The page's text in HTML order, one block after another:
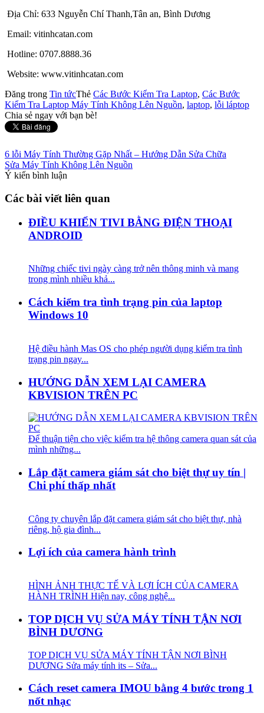
Địa Chỉ: 633 Nguyễn Chí Thanh,Tân an, Bình Dương
Email: vitinhcatan.com
Hotline: 0707.8888.36
Website: www.vitinhcatan.com
Đăng trong Tin tứcThẻ Các Bước Kiểm Tra Laptop, Các Bước
Kiểm Tra Laptop Máy Tính Không Lên Nguồn, laptop, lỗi láptop
Chia sẻ ngay với bạn bè!
Điều
hướng
viết
6 lỗi Máy Tính Thường Gặp Nhất – Hướng Dẫn Sửa Chữa
Sửa Máy Tính Không Lên Nguồn
Ý kiến bình luận
Các bài viết liên quan
ĐIỀU KHIỂN TIVI BẰNG ĐIỆN THOẠI
ANDROID
Những chiếc tivi ngày càng trở nên thông minh và mang
trong mình nhiều khả...
Cách kiểm tra tình trạng pin của laptop
Windows 10
Hệ điều hành Mas OS cho phép người dụng kiểm tra tình
trạng pin ngay...
HƯỚNG DẪN XEM LẠI CAMERA
KBVISION TRÊN PC
Để thuận tiện cho việc kiểm tra hệ thông camera quan sát của
mình những...
Lắp đặt camera giám sát cho biệt thự uy tín |
Chi phí thấp nhất
Công ty chuyên lắp đặt camera giám sát cho biệt thự, nhà
riêng, hộ gia đình...
Lợi ích của camera hành trình
HÌNH ẢNH THỰC TẾ VÀ LỢI ÍCH CỦA CAMERA
HÀNH TRÌNH Hiện nay, công nghệ...
TOP DỊCH VỤ SỬA MÁY TÍNH TẬN NƠI
BÌNH DƯƠNG
TOP DỊCH VỤ SỬA MÁY TÍNH TẬN NƠI BÌNH
DƯƠNG Sửa máy tính its – Sửa...
Cách reset camera IMOU bằng 4 bước trong 1
nốt nhạc